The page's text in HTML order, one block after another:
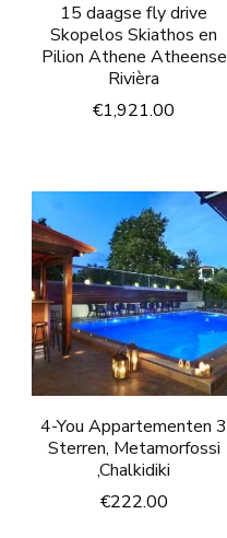
15 daagse fly drive
Skopelos Skiathos en
Pilion Athene Atheense
Rivièra
€1,921.00
4-You Appartementen 3
Sterren, Metamorfossi
,Chalkidiki
€222.00